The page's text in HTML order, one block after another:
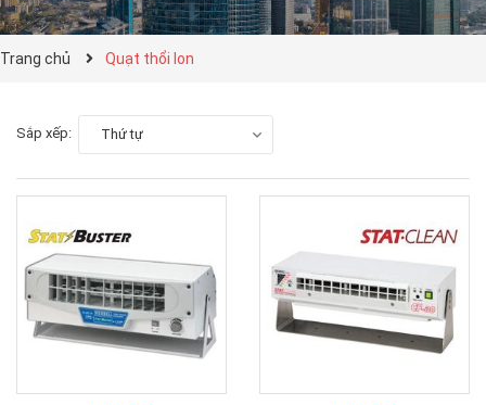
Trang chủ Quạt thổi Ion
Sắp xếp: Thứ tự